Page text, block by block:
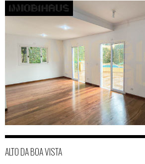
ALTO DA BOA VISTA